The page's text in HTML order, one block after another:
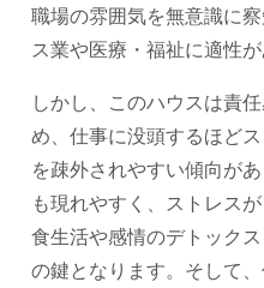
職場の雰囲気を無意識に
ス業や医療・福祉に適性が
しかし、このハウスは責
め、仕事に没頭するほど
を疎外されやすい傾向が
も現れやすく、ストレス
食生活や感情のデトック
の鍵となります。そして